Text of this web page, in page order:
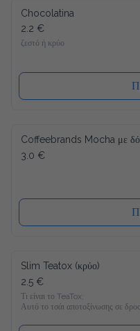
Chocolatina
2.2 €
ζεστό ή κρύο
Coffeebrands Mocha με δόση
3.0 €
Slim Teatox (κρύο)
2.5 €
Τι είναι το TeaTox;
Αυτό το τσάι αποτοξίνωσης σε
22 βιταμίνες και μέταλλα και είναι
Matcha, κουρκουμά και φυσικά